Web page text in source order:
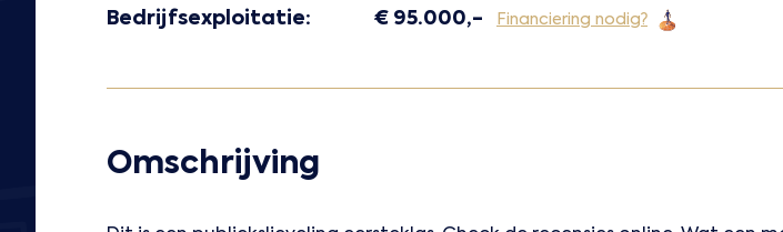
Bedrijfsexploitatie:
€ 95.000,- Financiering nodig?
Omschrijving